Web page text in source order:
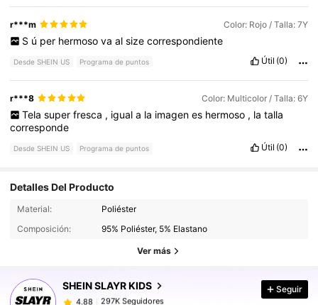
r***m Color: Rojo / Talla: 7Y
S ú per hermoso va al size correspondiente
Desde SHEIN US Programa de puntos Útil (0)
r***8 Color: Multicolor / Talla: 6Y
Tela super fresca , igual a la imagen es hermoso , la talla
corresponde
Desde SHEIN US Programa de puntos Útil (0)
Detalles Del Producto
Material:
Poliéster
Composición:
95% Poliéster, 5% Elastano
Ver más
SHEIN SLAYR KIDS
297K Seguidores
297K Seguidores
297K Seguidores
Seguir